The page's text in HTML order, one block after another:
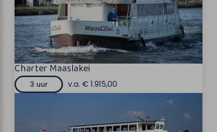
Charter Maaslakei
3 uur v.a. € 1.915,00